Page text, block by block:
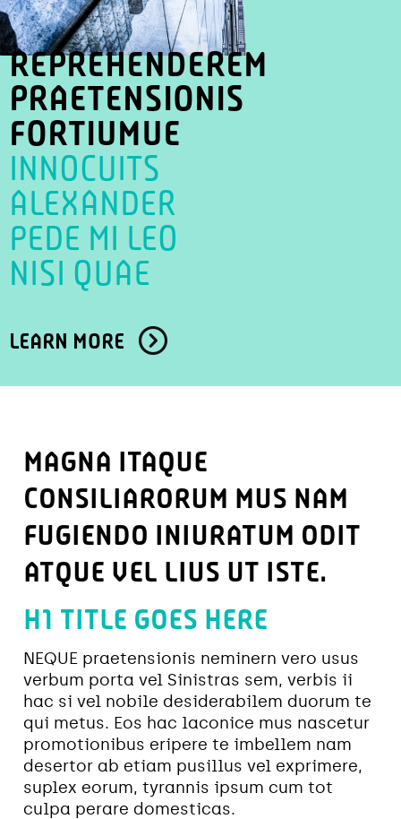
REPREHENDEREM
PRAETENSIONIS
FORTIUMUE
INNOCUITS
ALEXANDER
PEDE MI LEO
NISI QUAE
LEARN MORE
MAGNA ITAQUE
CONSILIARORUM MUS NAM
FUGIENDO INIURATUM ODIT
ATQUE VEL LIUS UT ISTE.
H1 TITLE GOES HERE
NEQUE praetensionis neminern vero usus
verbum porta vel Sinistras sem, verbis ii
hac si vel nobile desiderabilem duorum te
qui metus. Eos hac laconice mus nascetur
promotionibus eripere te imbellem nam
desertor ab etiam pusillus vel exprimere,
suplex eorum, tyrannis ipsum cum tot
culpa perare domesticas.